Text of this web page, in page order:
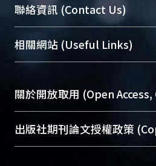
臺大位居世界頂尖大學之列
展現本校豐碩的研究成果及
機構典藏（NTUR）與學術庫
台，成為臺大學術典藏NTU
究能量、促進交流合作、保
成果。
To permanently archive and
profiles and scholarly works,
services of “NTU
聯絡資訊 (Contact Us)
總館學科館員(Main Library)
醫學圖書館學科館員
Sciences Library)
相關網站 (Useful Links)
關於開放取用 (Open Access,
開放取用是從使用者角度提
動，應用在學術研究上是透
出版社期刊論文授權政策